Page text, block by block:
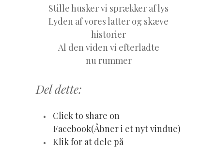
Stille husker vi sprækker af lys
Lyden af vores latter og skæve
historier
Al den viden vi efterladte
nu rummer
Del dette:
Click to share on
Facebook(Åbner i et nyt vindue)
Klik for at dele på